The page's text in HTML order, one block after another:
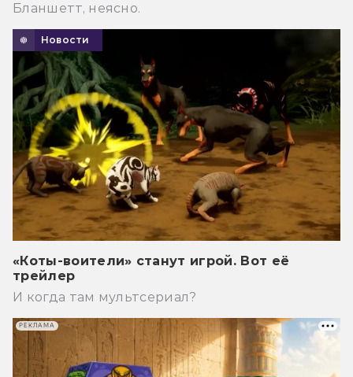
Бланшетт, неясно.
Новости
«Коты-воители» станут игрой. Вот её
трейлер
И когда там мультсериал?
РЕКЛАМА